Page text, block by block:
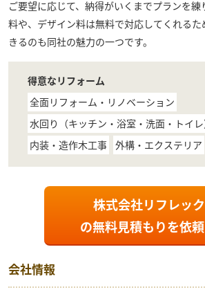
ご要望に応じて、納得がいくまでプランを
料や、デザイン料は無料で対応してくれる
きるのも同社の魅力の一つです。
得意なリフォーム
全面リフォーム・リノベーション
水回り（キッチン・浴室・洗面・トイレ
内装・造作木工事 外構・エクステリア
株式会社リフレッ
の無料見積もりを依
会社情報